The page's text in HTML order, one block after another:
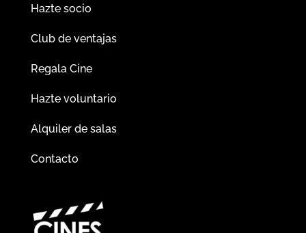
Hazte socio
Club de ventajas
Regala Cine
Hazte voluntario
Alquiler de salas
Contacto